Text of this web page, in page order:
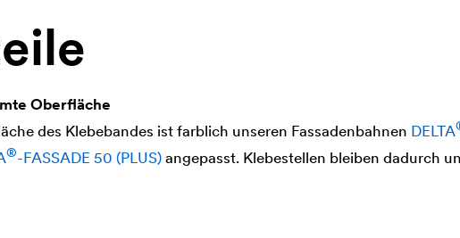
Oberfläche
des Klebebandes ist farblich unseren Fassadenbahnen DELTA
®-FASSADE 50 (PLUS)angepasst. Klebestellen bleiben dadurch